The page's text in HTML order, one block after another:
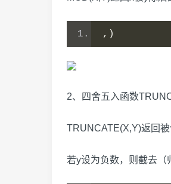
,)
2、四舍五入函数
TRUNCATE(X,Y)返回
若y设为负数，则截去（